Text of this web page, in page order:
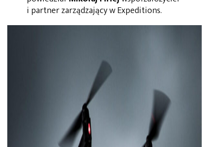
i partner zarządzający w Expeditions.